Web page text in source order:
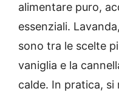
alimentare puro,
essenziali.
sono tra le scelte
vaniglia e la
calde. In pratica,